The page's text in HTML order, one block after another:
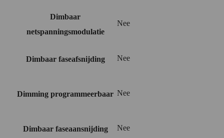
Dimbaar
netspanningsmodulatie
Nee
Dimbaar faseafsnijding Nee
Dimming programmeerbaar Nee
Dimbaar faseaansnijding Nee